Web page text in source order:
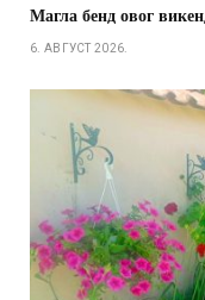
Магла бенд овог
6. АВГУСТ 2026.